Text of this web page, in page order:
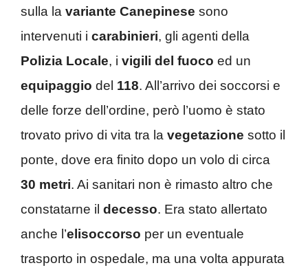
sulla la variante Canepinese sono
intervenuti i carabinieri, gli agenti della
Polizia Locale, i vigili del fuoco ed un
equipaggio del 118. All’arrivo dei soccorsi e
delle forze dell’ordine, però l’uomo è stato
trovato privo di vita tra la vegetazione sotto il
ponte, dove era finito dopo un volo di circa
30 metri. Ai sanitari non è rimasto altro che
constatarne il decesso. Era stato allertato
anche l’elisoccorso per un eventuale
trasporto in ospedale, ma una volta appurata